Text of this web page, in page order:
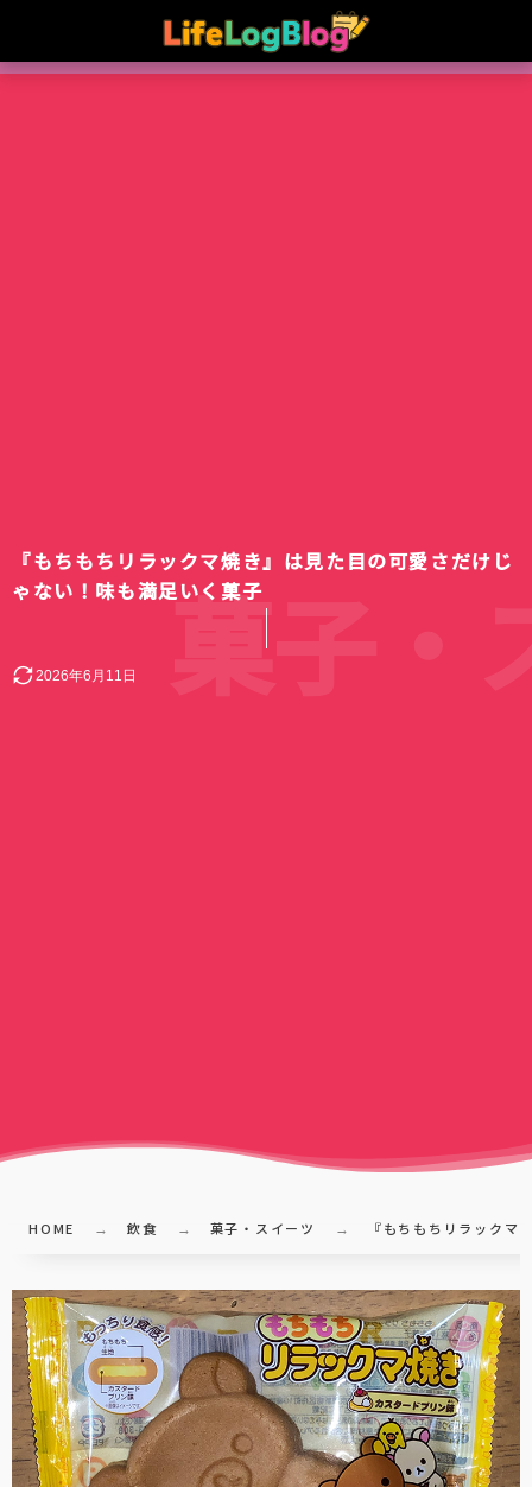
『もちもちリラックマ焼き』は見た目の可愛さだけじ
ゃない！味も満足いく菓子
2026年6月11日菓子・
HOME 飲食 菓子・スイーツ 『もちもちリラックマ